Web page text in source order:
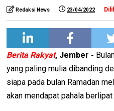
Redaksi News 23/04/2022
Berita Rakyat, Jember -
yang paling mulia dibanding
siapa pada bulan Ramadan
akan mendapat pahala berlipat